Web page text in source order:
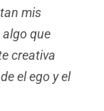
mis
que
creativa
el ego y el